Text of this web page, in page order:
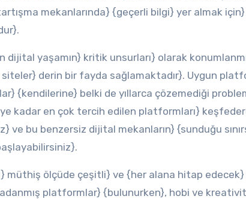
mekanlarında} {geçerli bilgi} yer almak
dijital yaşamın} kritik unsurları} olarak
derin bir fayda sağlamaktadır}. Uygun
{kendilerine} belki de yıllarca çözemediği
kadar en çok tercih edilen platformları}
ve bu benzersiz dijital mekanların} {sunduğu
müthiş ölçüde çeşitli} ve {her alana hitap
platformlar} {bulunurken}, hobi ve